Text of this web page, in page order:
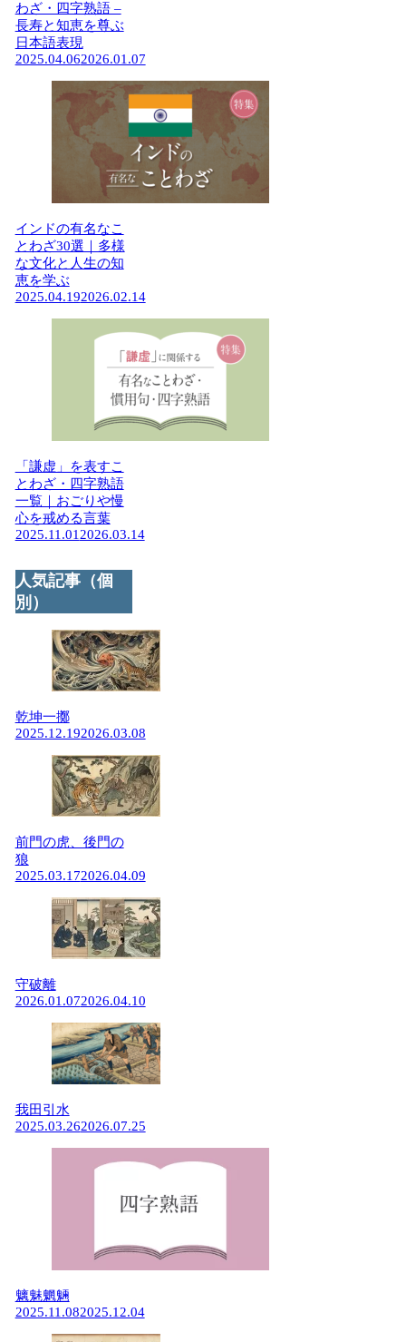
わざ・四字熟語 –
長寿と知恵を尊ぶ
日本語表現
2025.04.062026.01.07
インドの有名なこ
とわざ30選｜多様
な文化と人生の知
恵を学ぶ
2025.04.192026.02.14
「謙虚」を表すこ
とわざ・四字熟語
一覧｜おごりや慢
心を戒める言葉
2025.11.012026.03.14
人気記事（個
別）
乾坤一擲
2025.12.192026.03.08
前門の虎、後門の
狼
2025.03.172026.04.09
守破離
2026.01.072026.04.10
我田引水
2025.03.262026.07.25
魑魅魍魎
2025.11.082025.12.04